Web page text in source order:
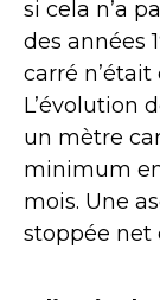
si cela n’a
des années
carré n’était
L’évolution
un mètre
minimum
mois. Une
stoppée net